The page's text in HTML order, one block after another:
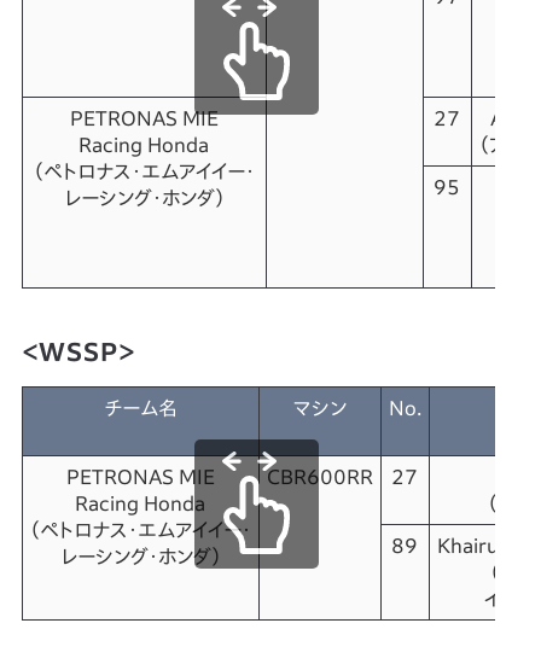
PETRONAS MIE
Racing Honda
（ペトロナス・エムアイイー・
レーシング・ホンダ）
27
（アダ
95
＜WSSP＞
チーム名 マシン No.
PETRONAS MIE
Racing Honda
（ペトロナス・エムアイイー・
レーシング・ホンダ）
CBR600RR 27
（トバ
89
Khairul
（カ
イダム